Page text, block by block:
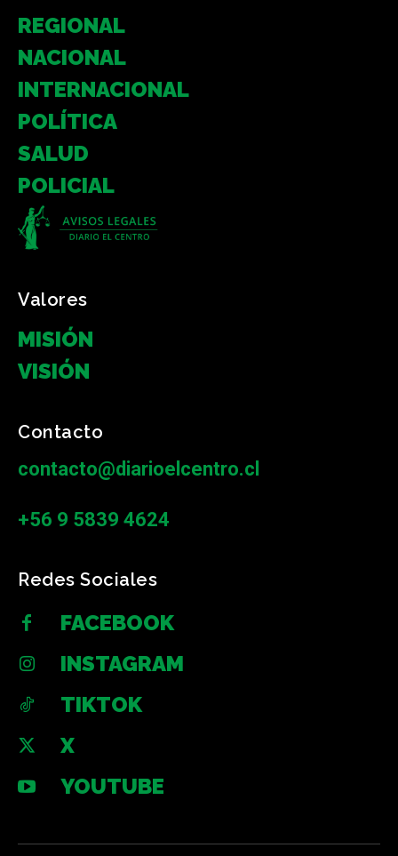
REGIONAL
NACIONAL
INTERNACIONAL
POLÍTICA
SALUD
POLICIAL
Valores
MISIÓN
VISIÓN
Contacto
contacto@diarioelcentro.cl
+56 9 5839 4624
Redes Sociales
FACEBOOK
INSTAGRAM
TIKTOK
X
YOUTUBE